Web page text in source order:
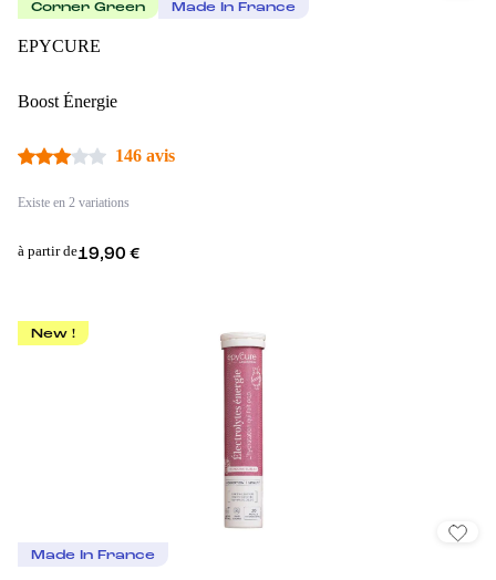
Corner Green Made In France
EPYCURE
Boost Énergie
146 avis
Existe en 2 variations
à partir de19,90 €
New !
Made In France